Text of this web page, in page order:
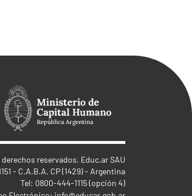
reservados. Educ.ar SAU
- C.A.B.A. CP (1429) - Argentina
Tel: 0800-444-1115 (opción 4)